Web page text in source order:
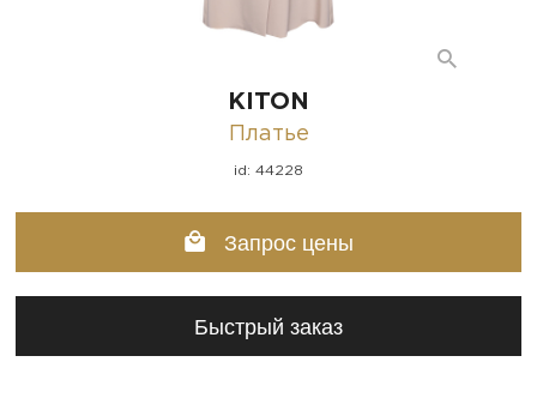
KITON
Платье
id: 44228
Запрос цены
Быстрый заказ